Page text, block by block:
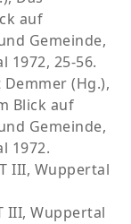
für
in
in
in
in Israel
des WDR-
Mose vor
in Safenwil“.
des
Sendung
auf
Gemeinde,
1972, 25-56.
(Hg.),
Blick auf
Gemeinde,
1972.
III, Wuppertal
III, Wuppertal